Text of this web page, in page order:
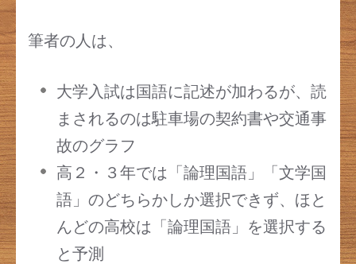
筆者の人は、
大学入試は国語に記述が加わるが、読
まされるのは駐車場の契約書や交通事
故のグラフ
高２・３年では「論理国語」「文学国
語」のどちらかしか選択できず、ほと
んどの高校は「論理国語」を選択する
と予測